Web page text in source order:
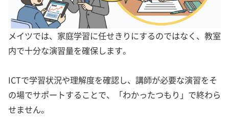
メイツでは、家庭学習に任せきりにするのではなく、教室
内で十分な演習量を確保します。
ICTで学習状況や理解度を確認し、講師が必要な演習をそ
の場でサポートすることで、「わかったつもり」で終わら
せません。